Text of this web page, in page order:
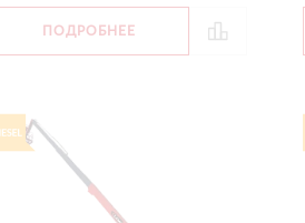
ПОДРОБНЕЕ